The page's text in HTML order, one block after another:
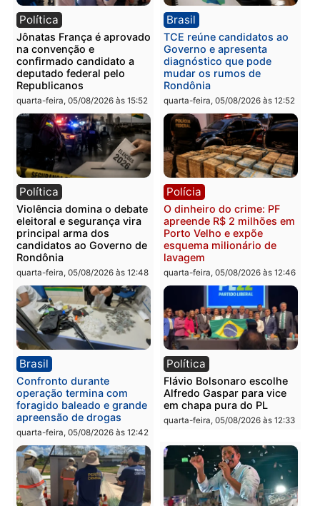
Polícia
Três suspeitos ligados a
facção criminosa são
presos por receptação e
adulteração de veículos
em Porto Velho
quinta-feira, 06/08/2026 às 09:05
Polícia
Homem é preso com
drogas durante ação da
PM no Castanheira
quinta-feira, 06/08/2026 às
Polícia
Polícia Civil prende dois
homens por tortura,
tráfico e posse de arma em
Itapuã
quinta-feira, 06/08/2026 às 08:59
Polícia
Homem é preso após
furtar peça de picanha e
reagir a seguranças em
supermercado
quinta-feira, 06/08/2026 às
Política
Jônatas França é aprovado
na convenção e
confirmado candidato a
deputado federal pelo
Republicanos
quarta-feira, 05/08/2026 às 15:52
Brasil
TCE reúne candidatos ao
Governo e apresenta
mudar os rumos de
Rondônia
quarta-feira, 05/08/2026 às